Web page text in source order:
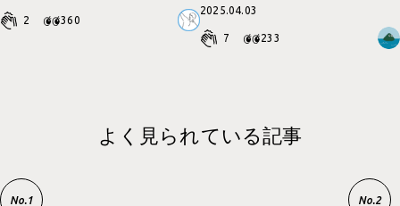
2 360
2025.04.03
7 233
よく見られている記事